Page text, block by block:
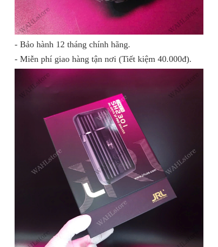
- Bảo hành 12 tháng chính hãng.
- Miễn phí giao hàng tận nơi (Tiết kiệm 40.000đ).